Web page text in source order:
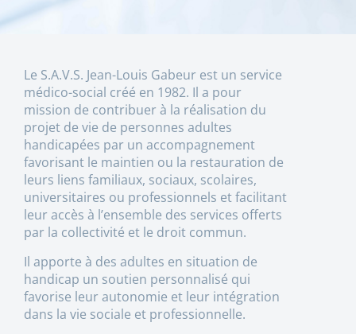
Le S.A.V.S. Jean-Louis Gabeur est un service
médico-social créé en 1982. Il a pour
mission de contribuer à la réalisation du
projet de vie de personnes adultes
handicapées par un accompagnement
favorisant le maintien ou la restauration de
leurs liens familiaux, sociaux, scolaires,
universitaires ou professionnels et facilitant
leur accès à l’ensemble des services offerts
par la collectivité et le droit commun.
Il apporte à des adultes en situation de
handicap un soutien personnalisé qui
favorise leur autonomie et leur intégration
dans la vie sociale et professionnelle.